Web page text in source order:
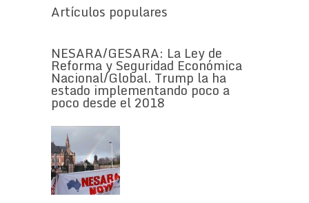
Artículos populares
NESARA/GESARA: La Ley de
Reforma y Seguridad Económica
Nacional/Global. Trump la ha
estado implementando poco a
poco desde el 2018